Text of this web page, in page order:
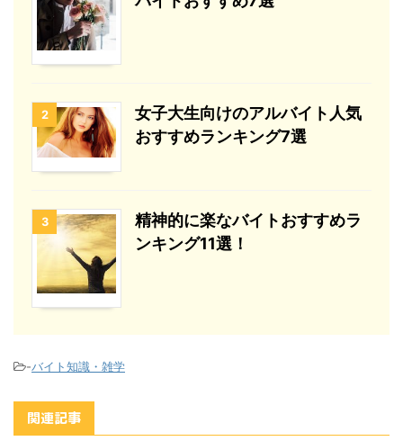
2
女子大生向けのアルバイト人気
おすすめランキング7選
3
精神的に楽なバイトおすすめラ
ンキング11選！
-バイト知識・雑学
関連記事